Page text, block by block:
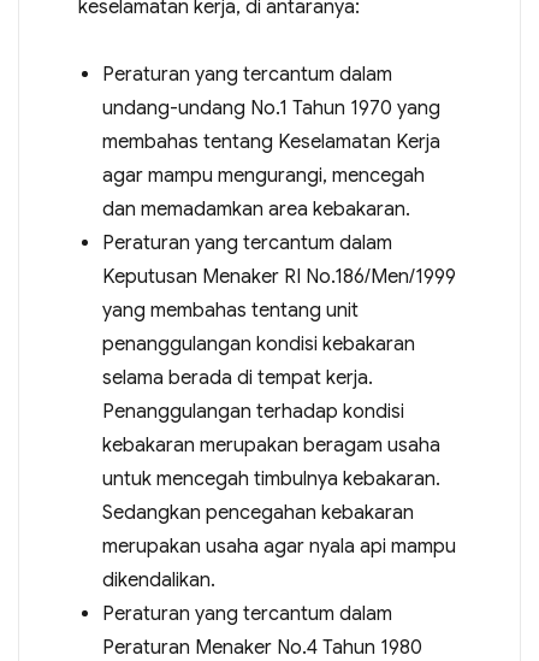
keselamatan kerja, di antaranya:
Peraturan yang tercantum dalam
undang-undang No.1 Tahun 1970 yang
membahas tentang Keselamatan Kerja
agar mampu mengurangi, mencegah
dan memadamkan area kebakaran.
Peraturan yang tercantum dalam
Keputusan Menaker RI No.186/Men/1999
yang membahas tentang unit
penanggulangan kondisi kebakaran
selama berada di tempat kerja.
Penanggulangan terhadap kondisi
kebakaran merupakan beragam usaha
untuk mencegah timbulnya kebakaran.
Sedangkan pencegahan kebakaran
merupakan usaha agar nyala api mampu
dikendalikan.
Peraturan yang tercantum dalam
Peraturan Menaker No.4 Tahun 1980